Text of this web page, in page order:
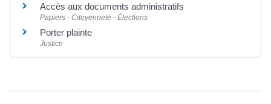
Accès aux documents administratifs
Papiers - Citoyenneté - Élections
Porter plainte
Justice